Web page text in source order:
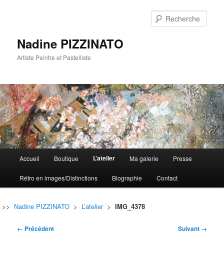
Nadine PIZZINATO
Artiste Peintre et Pastelliste
principal
Aller
au
contenu
principal
Aller
au
contenu
secondaire
Accueil Boutique L’atelier Ma galerie Presse
Rétro en images/Distinctions Biographie Contact
>> Nadine PIZZINATO > L’atelier> IMG_4378
Navigation
← Précédent Suivant →